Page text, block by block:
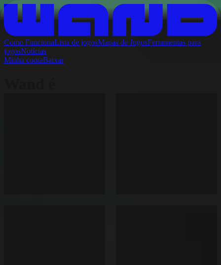
Como FuncionaLista de jogosMapas de JogosFerramentas para
jogosNotícias
Minha contaBaixar